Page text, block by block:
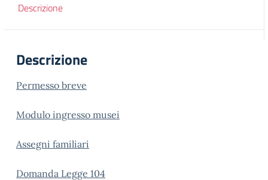
Descrizione
Descrizione
Permesso breve
Modulo ingresso musei
Assegni familiari
Domanda Legge 104